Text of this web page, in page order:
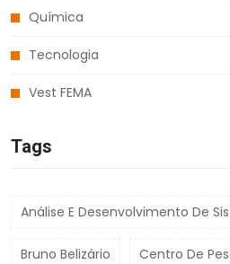
Química
Tecnologia
Vest FEMA
Tags
Análise E Desenvolvimento De
Bruno Belizário Centro De